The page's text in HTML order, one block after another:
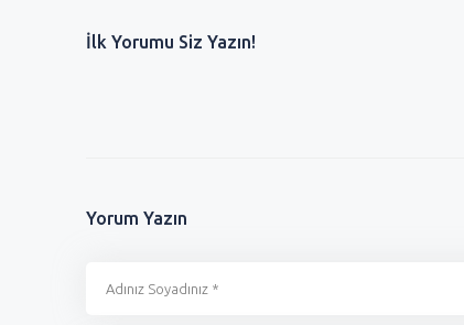
İlk Yorumu Siz Yazın!
Yorum Yazın